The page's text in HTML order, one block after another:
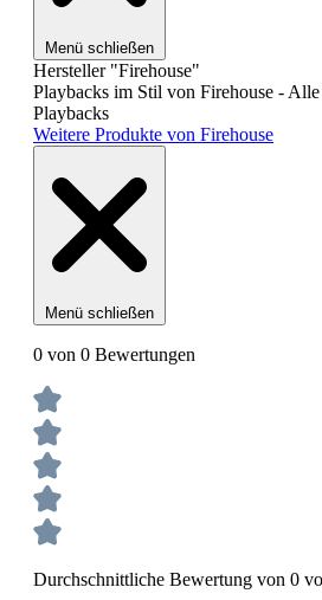
Menü schließen
Hersteller "Firehouse"
Playbacks im Stil von Firehouse -
Playbacks
Weitere Produkte von Firehouse
Menü schließen
0 von 0 Bewertungen
Durchschnittliche Bewertung von 0